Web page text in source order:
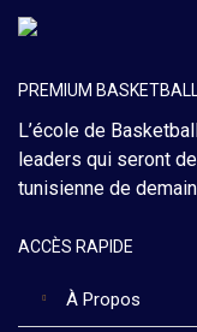
PREMIUM
L’école de
leaders qui seront
tunisienne de
ACCÈS RAPIDE
À Propos